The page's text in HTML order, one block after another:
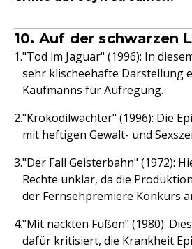
10. Auf der schwarzen
"Tod im Jaguar" (1996): In
sehr klischeehafte Darstellung
Kaufmanns für Aufregung.
"Krokodilwächter" (1996): Die
mit heftigen Gewalt- und
"Der Fall Geisterbahn" (1972):
Rechte unklar, da die
der Fernsehpremiere Konkurs
"Mit nackten Füßen" (1980):
dafür kritisiert, die Krankheit